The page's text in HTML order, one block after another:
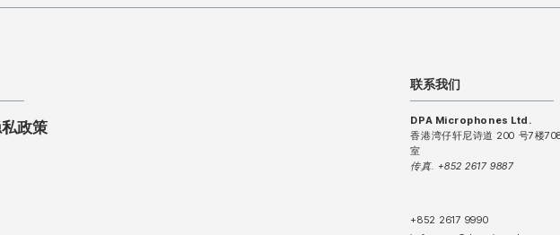
政策
联系我们
DPA Microphones Ltd.
香港湾仔轩尼诗道 200 号7楼
室
传真. +852 2617 9887
+852 2617 9990